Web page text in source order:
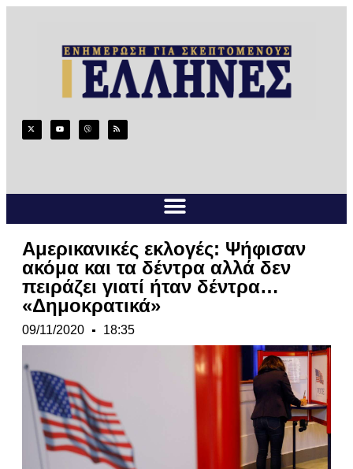
Αμερικανικές εκλογές: Ψήφισαν
ακόμα και τα δέντρα αλλά δεν
πειράζει γιατί ήταν δέντρα…
«Δημοκρατικά»
09/11/2020 18:35